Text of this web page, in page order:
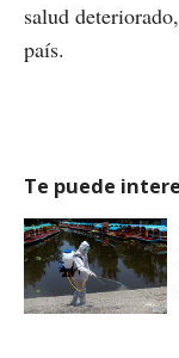
salud
país.
Te puede